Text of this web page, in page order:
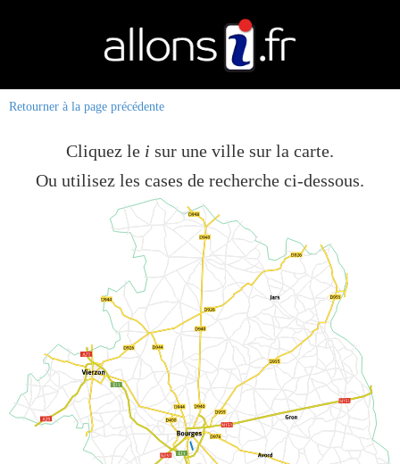
Retourner à la page précédente
Cliquez le i sur une ville sur la carte.
Ou utilisez les cases de recherche ci-dessous.